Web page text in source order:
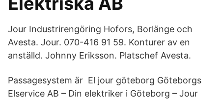
Jour Industrirengöring Hofors, Borlänge och
Avesta. Jour. 070-416 91 59. Konturer av en
anställd. Johnny Eriksson. Platschef Avesta.
Passagesystem är El jour göteborg Göteborgs
Elservice AB – Din elektriker i Göteborg – Jour